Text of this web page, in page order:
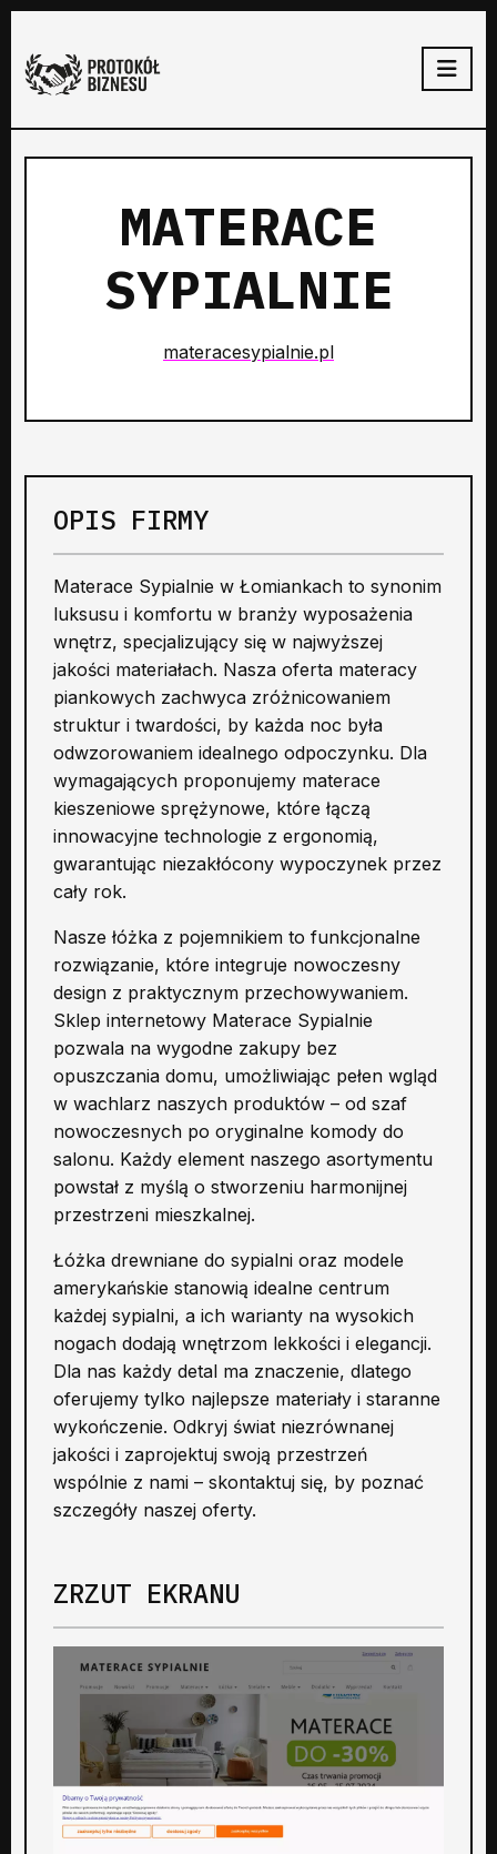
MATERACE
SYPIALNIE
materacesypialnie.pl
OPIS FIRMY
Materace Sypialnie w Łomiankach to synonim
luksusu i komfortu w branży wyposażenia
wnętrz, specjalizujący się w najwyższej
jakości materiałach. Nasza oferta materacy
piankowych zachwyca zróżnicowaniem
struktur i twardości, by każda noc była
odwzorowaniem idealnego odpoczynku. Dla
wymagających proponujemy materace
kieszeniowe sprężynowe, które łączą
innowacyjne technologie z ergonomią,
gwarantując niezakłócony wypoczynek przez
cały rok.
Nasze łóżka z pojemnikiem to funkcjonalne
rozwiązanie, które integruje nowoczesny
design z praktycznym przechowywaniem.
Sklep internetowy Materace Sypialnie
pozwala na wygodne zakupy bez
opuszczania domu, umożliwiając pełen wgląd
w wachlarz naszych produktów – od szaf
nowoczesnych po oryginalne komody do
salonu. Każdy element naszego asortymentu
powstał z myślą o stworzeniu harmonijnej
przestrzeni mieszkalnej.
Łóżka drewniane do sypialni oraz modele
amerykańskie stanowią idealne centrum
każdej sypialni, a ich warianty na wysokich
nogach dodają wnętrzom lekkości i elegancji.
Dla nas każdy detal ma znaczenie, dlatego
oferujemy tylko najlepsze materiały i staranne
wykończenie. Odkryj świat niezrównanej
jakości i zaprojektuj swoją przestrzeń
wspólnie z nami – skontaktuj się, by poznać
szczegóły naszej oferty.
ZRZUT EKRANU